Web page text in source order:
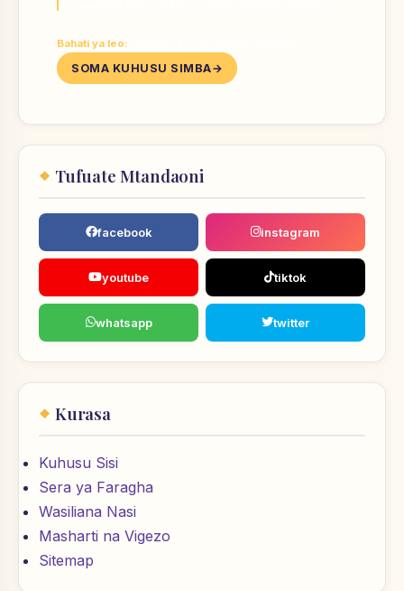
Bahati ya leo:
SOMA KUHUSU SIMBA
Tufuate Mtandaoni
facebook instagram
youtube tiktok
whatsapp twitter
Kurasa
Kuhusu Sisi
Sera ya Faragha
Wasiliana Nasi
Masharti na Vigezo
Sitemap